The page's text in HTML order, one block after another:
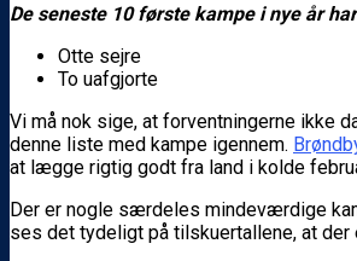
De seneste 10 første kampe i nye år
Otte sejre
To uafgjorte
Vi må nok sige, at forventningerne ikke
denne liste med kampe igennem.
at lægge rigtig godt fra land i kolde
Der er nogle særdeles mindeværdige
ses det tydeligt på tilskuertallene, at der